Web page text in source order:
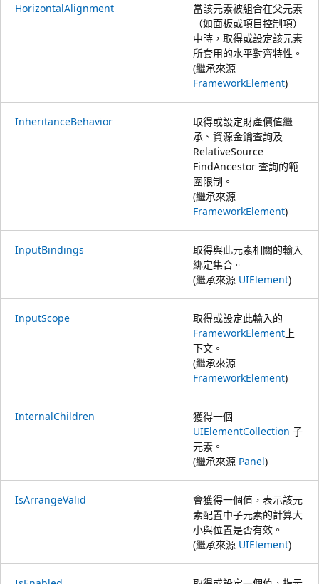
HorizontalAlignment
當該元素被組合在父元素
（如面板或項目控制項）
中時，取得或設定該元素
所套用的水平對齊特性。
(繼承來源
FrameworkElement)
InheritanceBehavior
取得或設定財產價值繼
承、資源金鑰查詢及
RelativeSource
FindAncestor 查詢的範
圍限制。
(繼承來源
FrameworkElement)
InputBindings
取得與此元素相關的輸入
綁定集合。
(繼承來源 UIElement)
InputScope
取得或設定此輸入的
FrameworkElement 上
下文。
(繼承來源
FrameworkElement)
InternalChildren
獲得一個
UIElementCollection 子
元素。
(繼承來源 Panel)
IsArrangeValid
會獲得一個值，表示該元
素配置中子元素的計算大
小與位置是否有效。
(繼承來源 UIElement)